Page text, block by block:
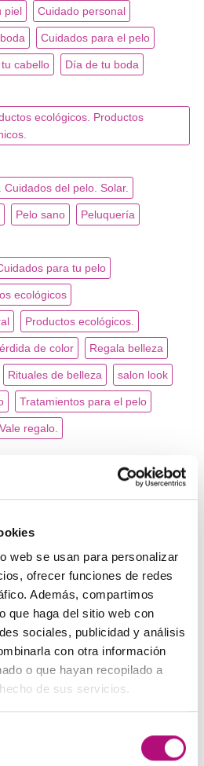
web se usan para personalizar
ofrecer funciones de redes
Además, compartimos
que haga del sitio web con
sociales, publicidad y análisis
con otra información
o que hayan recopilado a
de sus servicios.
piel Cuidado personal
Cuidados para el pelo
cabello Día de tu boda
ecológicos. Productos
Cuidados del pelo. Solar.
Pelo sano Peluquería
para tu pelo
ecológicos
Productos ecológicos.
de color Regala belleza
Rituales de belleza salon look
Tratamientos para el pelo
Vale regalo.
(8)